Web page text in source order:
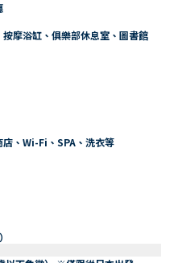
摩浴缸、俱樂部休息室、圖書館
、Wi-Fi、SPA、洗衣等